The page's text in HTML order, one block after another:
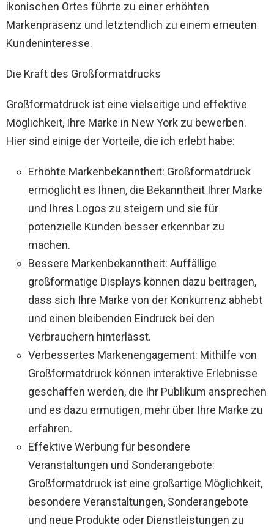
ikonischen Ortes führte zu einer erhöhten
Markenpräsenz und letztendlich zu einem erneuten
Kundeninteresse.
Die Kraft des Großformatdrucks
Großformatdruck ist eine vielseitige und effektive
Möglichkeit, Ihre Marke in New York zu bewerben.
Hier sind einige der Vorteile, die ich erlebt habe:
Erhöhte Markenbekanntheit: Großformatdruck
ermöglicht es Ihnen, die Bekanntheit Ihrer Marke
und Ihres Logos zu steigern und sie für
potenzielle Kunden besser erkennbar zu
machen.
Bessere Markenbekanntheit: Auffällige
großformatige Displays können dazu beitragen,
dass sich Ihre Marke von der Konkurrenz abhebt
und einen bleibenden Eindruck bei den
Verbrauchern hinterlässt.
Verbessertes Markenengagement: Mithilfe von
Großformatdruck können interaktive Erlebnisse
geschaffen werden, die Ihr Publikum ansprechen
und es dazu ermutigen, mehr über Ihre Marke zu
erfahren.
Effektive Werbung für besondere
Veranstaltungen und Sonderangebote:
Großformatdruck ist eine großartige Möglichkeit,
besondere Veranstaltungen, Sonderangebote
und neue Produkte oder Dienstleistungen zu